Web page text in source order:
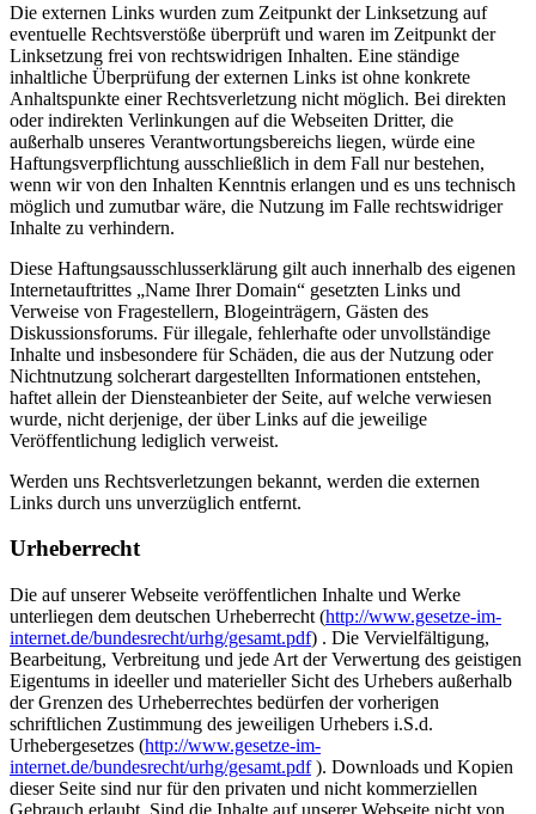
Die externen Links wurden zum Zeitpunkt der Linksetzung auf
eventuelle Rechtsverstöße überprüft und waren im Zeitpunkt der
Linksetzung frei von rechtswidrigen Inhalten. Eine ständige
inhaltliche Überprüfung der externen Links ist ohne konkrete
Anhaltspunkte einer Rechtsverletzung nicht möglich. Bei direkten
oder indirekten Verlinkungen auf die Webseiten Dritter, die
außerhalb unseres Verantwortungsbereichs liegen, würde eine
Haftungsverpflichtung ausschließlich in dem Fall nur bestehen,
wenn wir von den Inhalten Kenntnis erlangen und es uns technisch
möglich und zumutbar wäre, die Nutzung im Falle rechtswidriger
Inhalte zu verhindern.
Diese Haftungsausschlusserklärung gilt auch innerhalb des eigenen
Internetauftrittes „Name Ihrer Domain“ gesetzten Links und
Verweise von Fragestellern, Blogeinträgern, Gästen des
Diskussionsforums. Für illegale, fehlerhafte oder unvollständige
Inhalte und insbesondere für Schäden, die aus der Nutzung oder
Nichtnutzung solcherart dargestellten Informationen entstehen,
haftet allein der Diensteanbieter der Seite, auf welche verwiesen
wurde, nicht derjenige, der über Links auf die jeweilige
Veröffentlichung lediglich verweist.
Werden uns Rechtsverletzungen bekannt, werden die externen
Links durch uns unverzüglich entfernt.
Urheberrecht
Die auf unserer Webseite veröffentlichen Inhalte und Werke
unterliegen dem deutschen Urheberrecht (http://www.gesetze-im-
internet.de/bundesrecht/urhg/gesamt.pdf) . Die Vervielfältigung,
Bearbeitung, Verbreitung und jede Art der Verwertung des geistigen
Eigentums in ideeller und materieller Sicht des Urhebers außerhalb
der Grenzen des Urheberrechtes bedürfen der vorherigen
schriftlichen Zustimmung des jeweiligen Urhebers i.S.d.
Urhebergesetzes (http://www.gesetze-im-
internet.de/bundesrecht/urhg/gesamt.pdf). Downloads und Kopien
dieser Seite sind nur für den privaten und nicht kommerziellen
Gebrauch erlaubt. Sind die Inhalte auf unserer Webseite nicht von